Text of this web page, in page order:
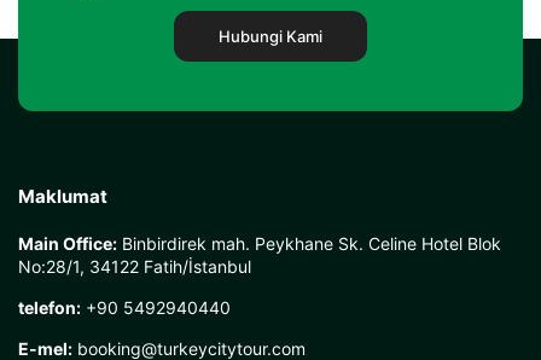
Hubungi Kami
Maklumat
Main Office: Binbirdirek mah. Peykhane Sk. Celine Hotel Blok
No:28/1, 34122 Fatih/İstanbul
telefon: +90 5492940440
E-mel: booking@turkeycitytour.com